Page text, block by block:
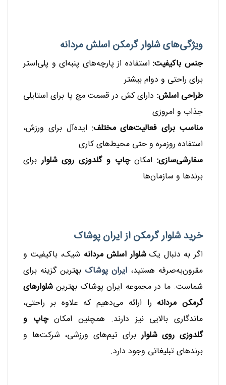
ویژگی‌های شلوار گرمکن اسلش مردانه
جنس باکیفیت: استفاده از پارچه‌های پنبه‌ای و پلی‌استر
برای راحتی و دوام بیشتر
طراحی اسلش: دارای کش در قسمت مچ پا برای استایلی
جذاب و امروزی
مناسب برای فعالیت‌های مختلف: ایده‌آل برای ورزش،
استفاده روزمره و حتی محیط‌های کاری
سفارشی‌سازی:امکانچاپ و گلدوزی روی شلواربرای
برندها و سازمان‌ها
خرید شلوار گرمکن از ایران پوشاک
اگر به دنبال یکشلوار اسلش مردانه شیک، باکیفیت و
مقرون‌به‌صرفه هستید، ایران پوشاک بهترین گزینه برای
شماست. ما در مجموعه‌ ایران پوشاک بهترین شلوارهای
گرمکن مردانه را ارائه می‌دهیم که علاوه بر راحتی،
ماندگاری بالایی نیز دارند. همچنین امکانچاپ و
گلدوزی روی شلواربرای تیم‌های ورزشی، شرکت‌ها و
برندهای تبلیغاتی وجود دارد.